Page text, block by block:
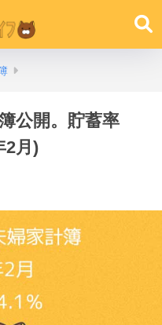
公開。貯蓄率
2月)